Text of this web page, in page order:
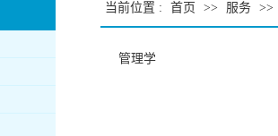
当前位置 : 首页 >> 服务 >>
管理学